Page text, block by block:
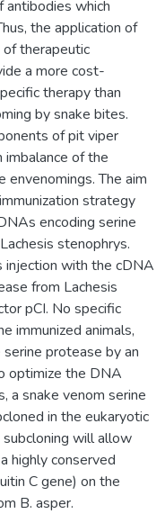
which
the application of
therapeutic
a more cost-
therapy than
by snake bites.
of pit viper
imbalance of the
The aim
strategy
encoding serine
stenophrys.
injection with the cDNA
from Lachesis
pCI. No specific
immunized animals,
protease by an
optimize the DNA
a snake venom serine
in the eukaryotic
will allow
highly conserved
C gene) on the
B. asper.